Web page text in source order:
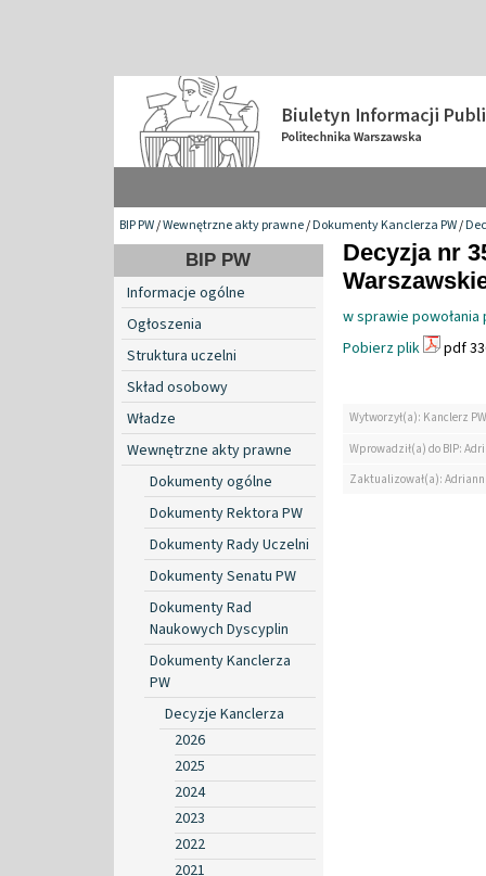
BIP PW/Wewnętrzne akty prawne/Dokumenty Kanclerza PW/
BIP PW
Informacje ogólne
Ogłoszenia
Struktura uczelni
Skład osobowy
Władze
Wewnętrzne akty prawne
Dokumenty ogólne
Dokumenty Rektora PW
Dokumenty Rady Uczelni
Dokumenty Senatu PW
Dokumenty Rad
Naukowych Dyscyplin
Dokumenty Kanclerza
PW
Decyzje Kanclerza
2026
2025
2024
2023
2022
2021
Decyzja nr
w sprawie
Pobierz plik
pdf
Wytworzył(a): Kanclerz PW
Wprowadził(a) do BIP:
Zaktualizował(a):